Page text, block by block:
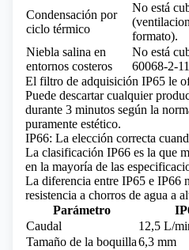
Condensación por
ciclo térmico
No está
formato).
Niebla salina en
entornos costeros
No está
60068-2-
El filtro de adquisición IP65 le
Puede descartar cualquier
durante 3 minutos según la
puramente estético.
IP66: La elección correcta
La clasificación IP66 es la que
en la mayoría de las
La diferencia entre IP65 e IP66
resistencia a chorros de agua a
Parámetro
Caudal
12,5 L/
Tamaño de la boquilla6,3 mm